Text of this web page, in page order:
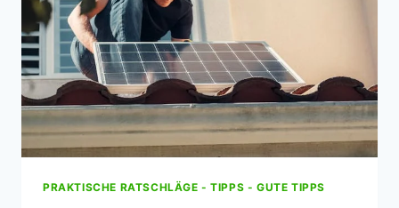
PRAKTISCHE RATSCHLÄGE - TIPPS - GUTE TIPPS